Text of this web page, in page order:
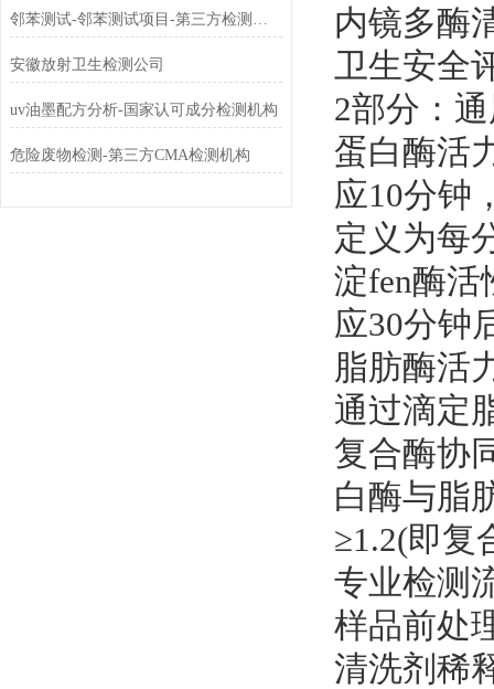
邻苯测试-邻苯测试项目-第三方检测机构
安徽放射卫生检测公司
uv油墨配方分析-国家认可成分检测机构
危险废物检测-第三方CMA检测机构
内镜多酶
卫生安全
2部分：
蛋白酶活
应10分钟
定义为每
淀fen酶
应30分钟
脂肪酶活
通过滴定
复合酶协
白酶与脂
≥1.2(即复
专业检测
样品前处
清洗剂稀